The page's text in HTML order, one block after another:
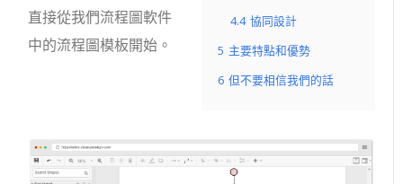
4.4 協同設計
5 主要特點和優勢
6 但不要相信我們的話
直接從我們流程圖軟件
中的流程圖模板開始。